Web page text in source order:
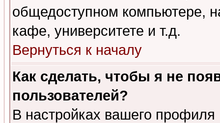
общедоступном компьютере,
кафе, университете и т.д.
Вернуться к началу
Как сделать, чтобы я не
пользователей?
В настройках вашего